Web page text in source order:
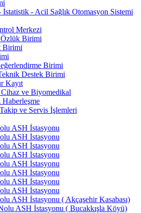
- Acil Sağlık Otomasyon Sistemi
Merkezi
Özlük Birimi
Birimi
Birimi
Destek Birimi
Kayıt
Cihaz ve Biyomedikal
Haberleşme
ve Servis İşlemleri
ASH İstasyonu
ASH İstasyonu
ASH İstasyonu
ASH İstasyonu
ASH İstasyonu
ASH İstasyonu
ASH İstasyonu
ASH İstasyonu
ASH İstasyonu ( Akçaşehir Kasabası)
ASH İstasyonu ( Bucakkışla Köyü)